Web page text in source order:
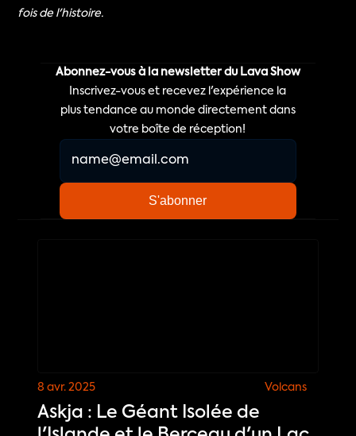
fois de l'histoire.
Abonnez-vous à la newsletter du Lava Show
Inscrivez-vous et recevez l'expérience la
plus tendance au monde directement dans
votre boîte de réception!
8 avr. 2025 Volcans
Askja : Le Géant Isolée de